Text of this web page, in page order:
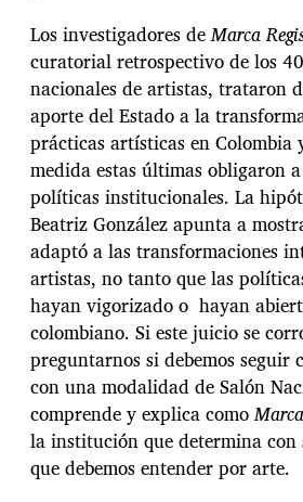
Los investigadores deMarca
curatorial retrospectivo de los
nacionales de artistas, trataron
aporte del Estado a la
prácticas artísticas en Colombia
medida estas últimas obligaron
políticas institucionales. La
Beatriz González apunta a
adaptó a las transformaciones
artistas, no tanto que las
hayan vigorizado o hayan
colombiano. Si este juicio se
preguntarnos si debemos seguir
con una modalidad de Salón
comprende y explica como
la institución que determina
que debemos entender por arte.